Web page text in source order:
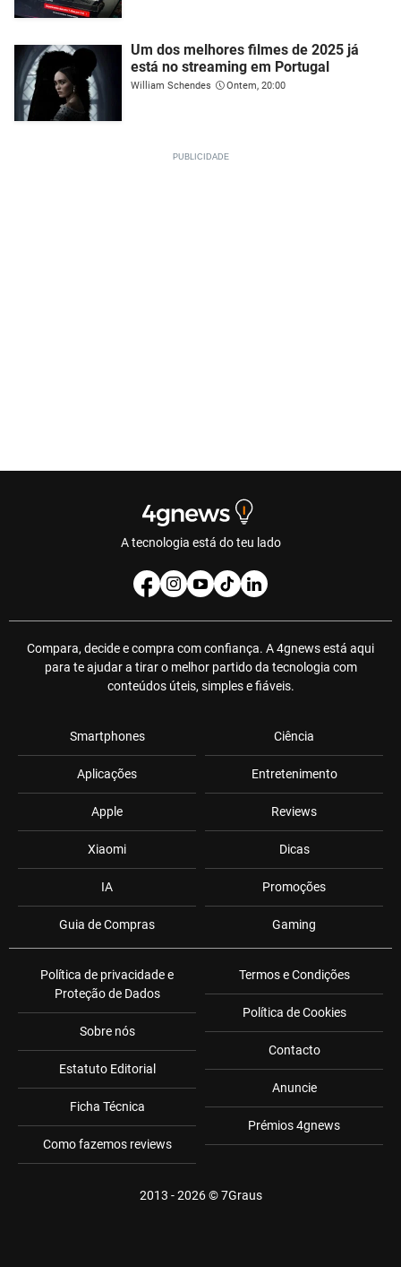
Um dos melhores filmes de 2025 já
está no streaming em Portugal
William Schendes Ontem, 20:00
A tecnologia está do teu lado
Compara, decide e compra com confiança. A 4gnews está aqui
para te ajudar a tirar o melhor partido da tecnologia com
conteúdos úteis, simples e fiáveis.
Smartphones
Aplicações
Apple
Xiaomi
IA
Guia de Compras
Ciência
Entretenimento
Reviews
Dicas
Promoções
Gaming
Política de privacidade e
Proteção de Dados
Sobre nós
Estatuto Editorial
Ficha Técnica
Como fazemos reviews
Termos e Condições
Política de Cookies
Contacto
Anuncie
Prémios 4gnews
2013 - 2026 ©7Graus